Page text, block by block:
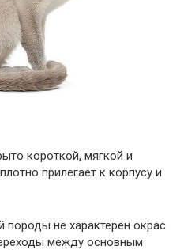
короткой, мягкой и
прилегает к корпусу и
породы не характерен окрас
между основным